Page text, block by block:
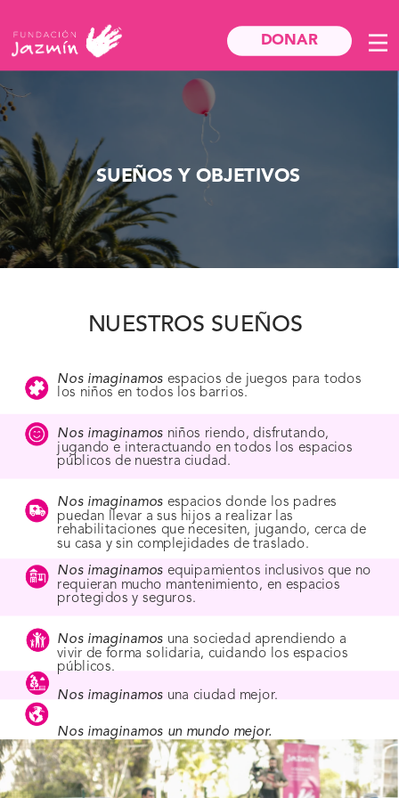
DONAR
DONAR
SUEÑOS Y OBJETIVOS
NUESTROS SUEÑOS
Nos imaginamos espacios de juegos para todos
los niños en todos los barrios.
Nos imaginamos niños riendo, disfrutando,
jugando e interactuando en todos los espacios
públicos de nuestra ciudad.
Nos imaginamos espacios donde los padres
puedan llevar a sus hijos a realizar las
rehabilitaciones que necesiten, jugando, cerca de
su casa y sin complejidades de traslado.
Nos imaginamos equipamientos inclusivos que no
requieran mucho mantenimiento, en espacios
protegidos y seguros.
Nos imaginamos una sociedad aprendiendo a
vivir de forma solidaria, cuidando los espacios
públicos.
Nos imaginamos una ciudad mejor.
Nos imaginamos un mundo mejor.